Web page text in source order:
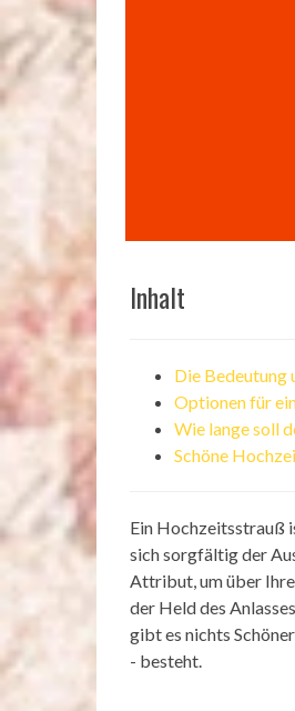
Inhalt
Die Bedeutung
Optionen für
Wie lange soll
Schöne
Ein Hochzeitsstrauß
sich sorgfältig der
Attribut, um über
der Held des
gibt es nichts
- besteht.